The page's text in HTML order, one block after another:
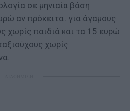
σε μηνιαία βάση
αν πρόκειται για άγαμους
χωρίς παιδιά και τα 15 ευρώ
χωρίς